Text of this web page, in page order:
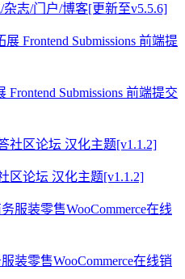
杂志/门户/博客[更新至v5.5.6]
Frontend Submissions 前端提交
区论坛 汉化主题[v1.1.2]
装零售WooCommerce在线销